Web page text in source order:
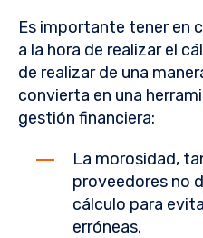
Es importante tener en
a la hora de realizar el
de realizar de una
convierta en una
gestión financiera:
La morosidad,
proveedores no
cálculo para
erróneas.